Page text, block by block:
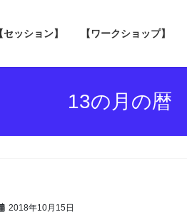
【セッション】 【ワークショップ】
13の月の暦
2018年10月15日